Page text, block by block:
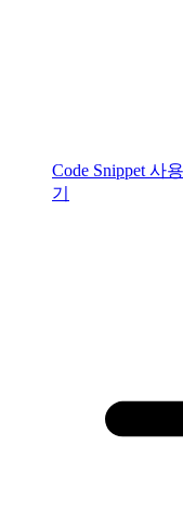
Code Snippet 사
기